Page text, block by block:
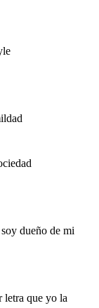
dueño de mi
letra que yo la